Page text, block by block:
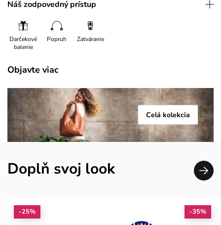
Náš zodpovedný prístup
Darčekové
balenie
Popruh Zatváranie
Objavte viac
Celá kolekcia
Doplň svoj look
-25% -35%